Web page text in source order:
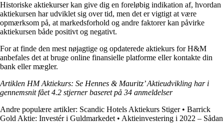
Historiske aktiekurser kan give dig en foreløbig indikation af, hvordan
aktiekursen har udviklet sig over tid, men det er vigtigt at være
opmærksom på, at markedsforhold og andre faktorer kan påvirke
aktiekursen både positivt og negativt.
For at finde den mest nøjagtige og opdaterede aktiekurs for H&M
anbefales det at bruge online finansielle platforme eller kontakte din
bank eller mægler.
Artiklen HM Aktiekurs: Se Hennes & Mauritz’ Aktieudvikling har i
gennemsnit fået4.2 stjerner baseret på 34 anmeldelser
Andre populære artikler: Scandic Hotels Aktiekurs Stiger• Barrick
Gold Aktie: Investér i Guldmarkedet • Aktieinvestering i 2022 – Sådan